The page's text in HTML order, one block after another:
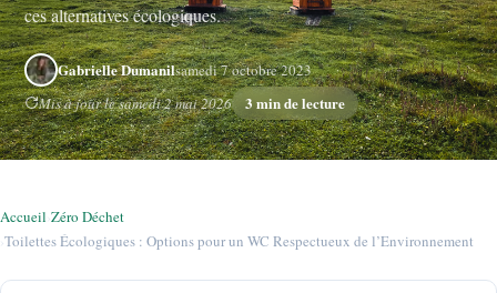
ces alternatives écologiques.
Gabrielle Dumanilsamedi 7 octobre 2023
Mis à jour le samedi 2 mai 2026
3 min de lecture
Accueil›Zéro Déchet
›Toilettes Écologiques : Options pour un WC Respectueux de l’Environnement